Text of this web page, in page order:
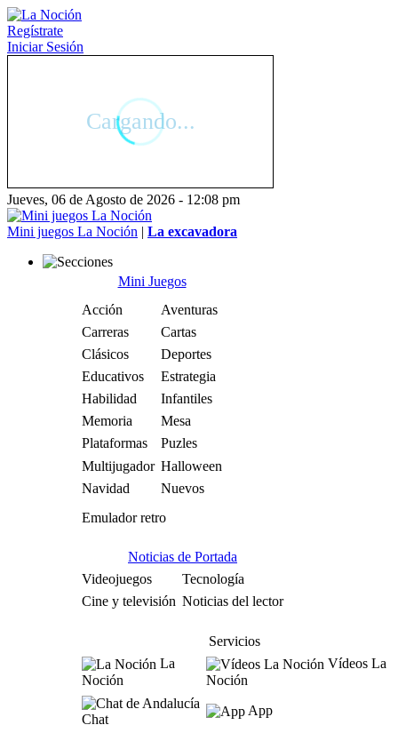
Regístrate
Iniciar Sesión
Jueves, 06 de Agosto de 2026 - 12:08 pm
Mini juegos La Noción | La excavadora
Mini Juegos
Acción
Aventuras
Carreras
Cartas
Clásicos
Deportes
Educativos
Estrategia
Habilidad
Infantiles
Memoria
Mesa
Plataformas
Puzles
Multijugador Halloween
Navidad
Nuevos
Emulador retro
Noticias de Portada
Videojuegos
Tecnología
Cine y televisión Noticias del lector
Servicios
La
Noción
Vídeos La
Noción
Chat
App